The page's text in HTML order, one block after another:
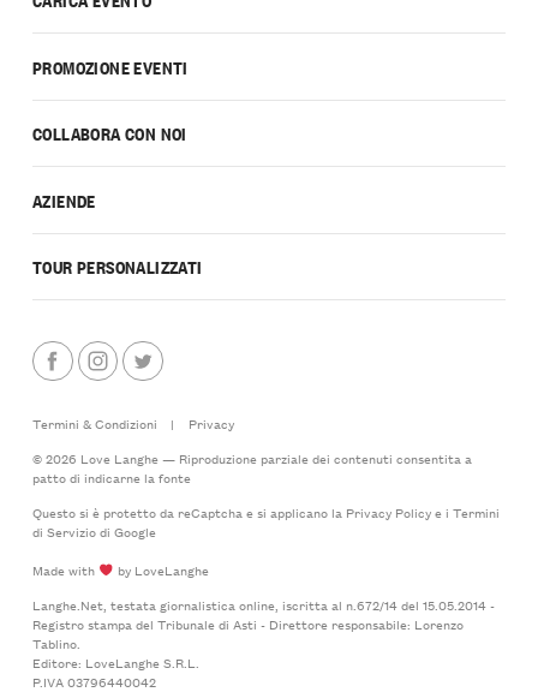
PROMOZIONE EVENTI
COLLABORA CON NOI
AZIENDE
TOUR PERSONALIZZATI
Termini & Condizioni |
Privacy
© 2026 Love Langhe — Riproduzione parziale dei contenuti consentita a
patto di indicarne la fonte
Questo si è protetto da reCaptcha e si applicano la Privacy Policye i Termini
di Serviziodi Google
Made with
by LoveLanghe
Langhe.Net, testata giornalistica online, iscritta al n.672/14 del 15.05.2014 -
Registro stampa del Tribunale di Asti - Direttore responsabile: Lorenzo
Tablino.
Editore: LoveLanghe S.R.L.
P.IVA 03796440042